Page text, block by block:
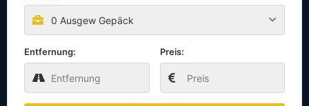
0 Ausgew Gepäck
Entfernung: Preis: